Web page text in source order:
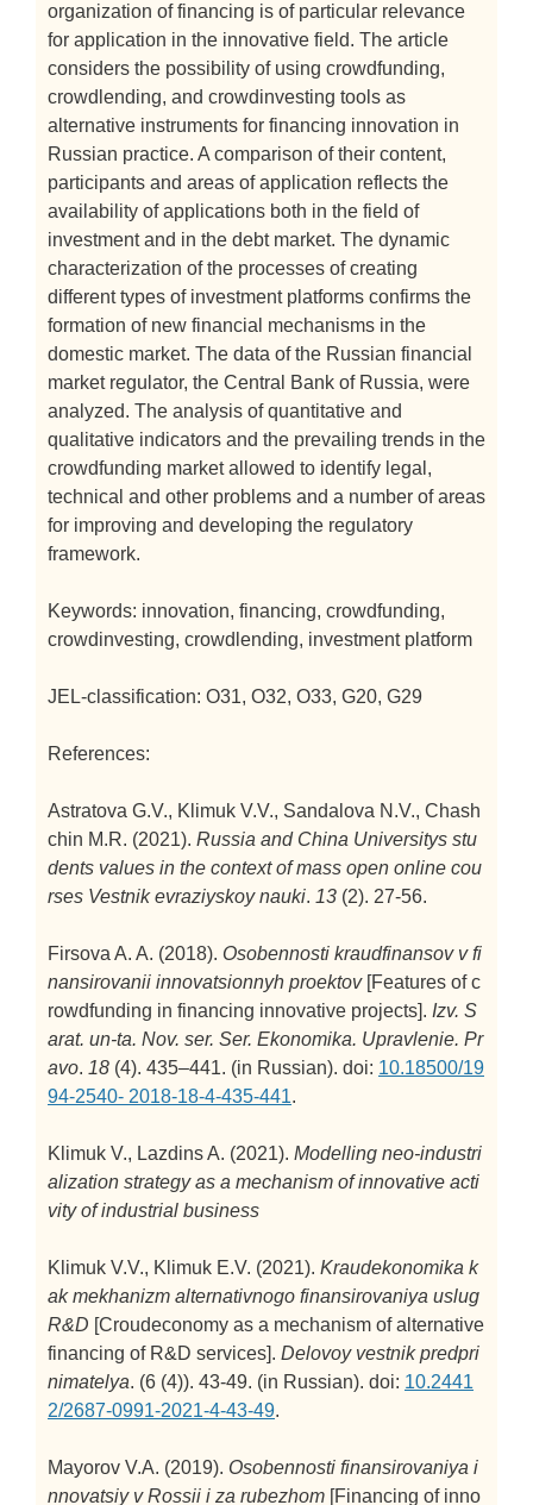
organization of financing is of particular relevance
for application in the innovative field. The article
considers the possibility of using crowdfunding,
crowdlending, and crowdinvesting tools as
alternative instruments for financing innovation in
Russian practice. A comparison of their content,
participants and areas of application reflects the
availability of applications both in the field of
investment and in the debt market. The dynamic
characterization of the processes of creating
different types of investment platforms confirms the
formation of new financial mechanisms in the
domestic market. The data of the Russian financial
market regulator, the Central Bank of Russia, were
analyzed. The analysis of quantitative and
qualitative indicators and the prevailing trends in the
crowdfunding market allowed to identify legal,
technical and other problems and a number of areas
for improving and developing the regulatory
framework.
Keywords: innovation, financing, crowdfunding,
crowdinvesting, crowdlending, investment platform
JEL-classification: O31, O32, O33, G20, G29
References:
Astratova G.V., Klimuk V.V., Sandalova N.V., Chash
chin M.R. (2021). Russia and China Universitys stu
dents values in the context of mass open online cou
rses Vestnik evraziyskoy nauki. 13 (2). 27-56.
Firsova A. A. (2018). Osobennosti kraudfinansov v fi
nansirovanii innovatsionnyh proektov[Features of c
rowdfunding in financing innovative projects]. Izv. S
arat. un-ta. Nov. ser. Ser. Ekonomika. Upravlenie. Pr
avo. 18 (4). 435–441. (in Russian). doi: 10.18500/19
94-2540- 2018-18-4-435-441.
Klimuk V., Lazdins A. (2021). Modelling neo-industri
alization strategy as a mechanism of innovative acti
vity of industrial business
Klimuk V.V., Klimuk E.V. (2021). Kraudekonomika k
ak mekhanizm alternativnogo finansirovaniya uslug
R&D [Croudeconomy as a mechanism of alternative
financing of R&D services]. Delovoy vestnik predpri
nimatelya. (6 (4)). 43-49. (in Russian). doi: 10.2441
2/2687-0991-2021-4-43-49.
Mayorov V.A. (2019). Osobennosti finansirovaniya i
nnovatsiy v Rossii i za rubezhom [Financing of inno